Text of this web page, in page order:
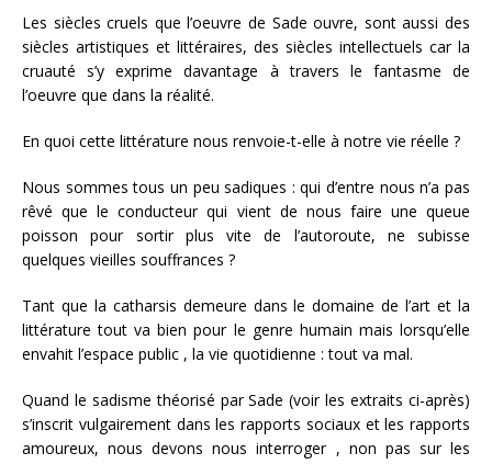
Les siècles cruels que l’oeuvre de Sade ouvre, sont aussi des
siècles artistiques et littéraires, des siècles intellectuels car la
cruauté s’y exprime davantage à travers le fantasme de
l’oeuvre que dans la réalité.
En quoi cette littérature nous renvoie-t-elle à notre vie réelle ?
Nous sommes tous un peu sadiques : qui d’entre nous n’a pas
rêvé que le conducteur qui vient de nous faire une queue
poisson pour sortir plus vite de l’autoroute, ne subisse
quelques vieilles souffrances ?
Tant que la catharsis demeure dans le domaine de l’art et la
littérature tout va bien pour le genre humain mais lorsqu’elle
envahit l’espace public , la vie quotidienne : tout va mal.
Quand le sadisme théorisé par Sade (voir les extraits ci-après)
s’inscrit vulgairement dans les rapports sociaux et les rapports
amoureux, nous devons nous interroger , non pas sur les